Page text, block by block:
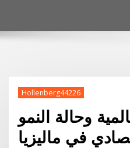
Hollenberg44226
وحالة النمو
في ماليزيا